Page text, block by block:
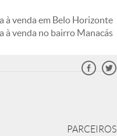
à venda em Belo Horizonte
à venda no bairro Manacás
PARCEIROS